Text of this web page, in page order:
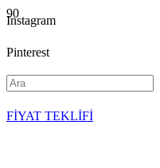
Instagram
Pinterest
YouTube
FİYAT TEKLİFİ